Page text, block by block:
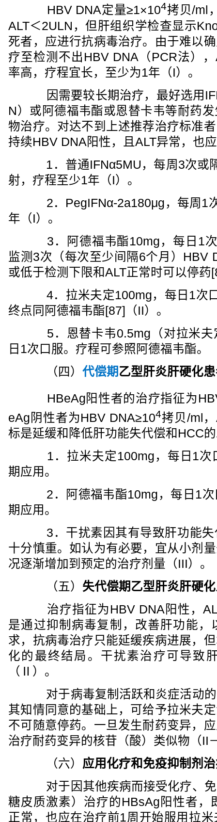
HBV DNA定量≥1×104拷贝/ml
ALT＜2ULN，但肝组织学检查显示
死者，应进行抗病毒治疗。由于难以
疗至检测不出HBV DNA（PCR法）
率高，疗程宜长，至少为1年（I）。
因需要较长期治疗，最好选用
N）或阿德福韦酯或恩替卡韦等耐药
物治疗。对达不到上述推荐治疗标准
持续HBV DNA阳性，且ALT异常，也
1．普通IFNα5MU，每周3次或
射，疗程至少1年（I）。
2．PegIFNα-2a180μg，每周1
年（I）。
3．阿德福韦酯10mg，每日1次
监测3次（每次至少间隔6个月）HBV
或低于检测下限和ALT正常时可以停药
4．拉米夫定100mg，每日1次
终点同阿德福韦酯[87]（II）。
5．恩替卡韦0.5mg（对拉米夫
日1次口服。疗程可参照阿德福韦酯。
（四）代偿期 乙型肝炎肝硬化
HBeAg阳性者的治疗指征为
eAg阴性者为HBV DNA≥104拷贝/ml
标是延缓和降低肝功能失代偿和HCC
1．拉米夫定100mg，每日1次
期应用。
2．阿德福韦酯10mg，每日1次
期应用。
3．干扰素因其有导致肝功能失
十分慎重。如认为有必要，宜从小剂
况逐渐增加到预定的治疗剂量（III）。
（五） 失代偿期乙型肝炎肝硬
治疗指征为HBV DNA阳性，
是通过抑制病毒复制，改善肝功能，
求，抗病毒治疗只能延缓疾病进展，
化的最终结局。干扰素治疗可导致
（Ⅱ）。
对于病毒复制活跃和炎症活动的
其知情同意的基础上，可给予拉米夫
不可随意停药。一旦发生耐药变异，
治疗耐药变异的核苷（酸）类似物（II
（六） 应用化疗和免疫抑制剂
对于因其他疾病而接受化疗、免
糖皮质激素）治疗的HBsAg阳性者，
正常，也应在治疗前1周开始服用拉